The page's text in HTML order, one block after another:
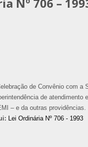
de Convênio com a
de atendimento
– e da outras providências.
Lei Ordinária Nº 706 - 1993